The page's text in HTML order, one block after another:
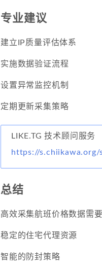
专业建议
建立IP质量评估体系
实施数据验证流程
设置异常监控机制
定期更新采集策略
LIKE.TG 技术顾问服务
https://s.chiikawa.org/
总结
高效采集航班价格数据需要
稳定的住宅代理资源
智能的防封策略